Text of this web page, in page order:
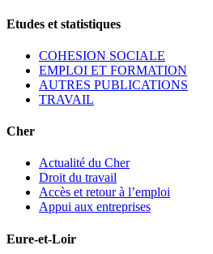
Etudes et statistiques
COHESION SOCIALE
EMPLOI ET FORMATION
AUTRES PUBLICATIONS
TRAVAIL
Cher
Actualité du Cher
Droit du travail
Accès et retour à l’emploi
Appui aux entreprises
Eure-et-Loir